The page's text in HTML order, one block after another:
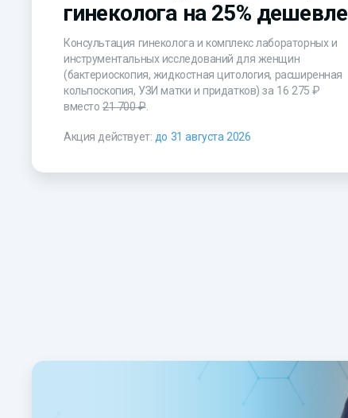
гинеколога на 25% дешевле
Консультация гинеколога и комплекс лабораторных и
инструментальных исследований для женщин
(бактериоскопия, жидкостная цитология, расширенная
кольпоскопия, УЗИ матки и придатков) за 16 275 ₽
вместо21 700 ₽.
Акция действует: до 31 августа 2026